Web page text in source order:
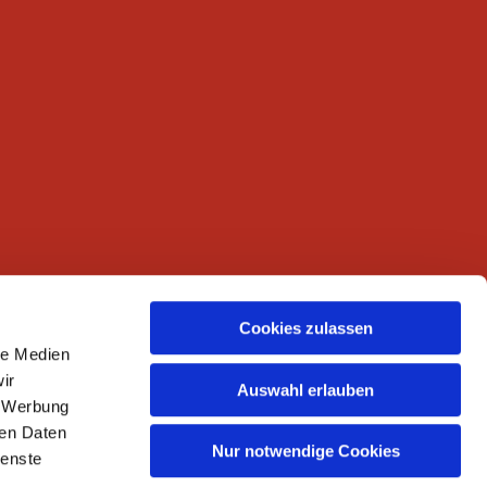
Medien
Daten
Cookies zulassen
Auswahl erlauben
Nur notwendige Cookies